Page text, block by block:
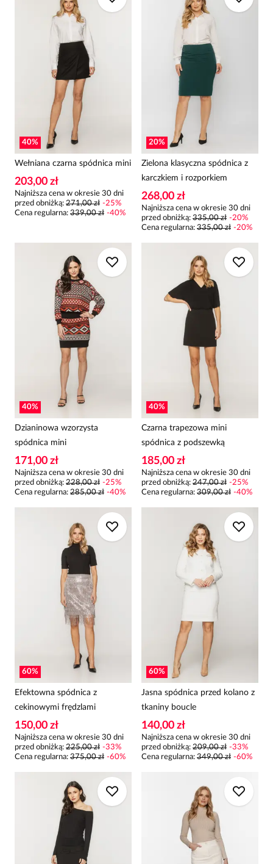
40%
Wełniana czarna spódnica mini
203,00 zł
Najniższa cena w okresie 30 dni
przed obniżką: 271,00 zł -25%
Cena regularna: 339,00 zł -40%
20%
Zielona klasyczna spódnica z
karczkiem i rozporkiem
268,00 zł
Najniższa cena w okresie 30 dni
przed obniżką: 335,00 zł -20%
Cena regularna: 335,00 zł -20%
40%
Dzianinowa wzorzysta
spódnica mini
171,00 zł
Najniższa cena w okresie 30 dni
przed obniżką: 228,00 zł -25%
Cena regularna: 285,00 zł -40%
40%
Czarna trapezowa mini
spódnica z podszewką
185,00 zł
Najniższa cena w okresie 30 dni
przed obniżką: 247,00 zł -25%
Cena regularna: 309,00 zł -40%
60%
Efektowna spódnica z
cekinowymi frędzlami
150,00 zł
Najniższa cena w okresie 30 dni
przed obniżką: 225,00 zł -33%
Cena regularna: 375,00 zł -60%
60%
Jasna spódnica przed kolano z
tkaniny boucle
140,00 zł
Najniższa cena w okresie 30 dni
przed obniżką: 209,00 zł -33%
Cena regularna: 349,00 zł -60%